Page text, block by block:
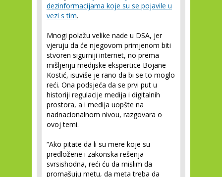
dezinformacijama koje su se pojavile u
vezi s tim.
Mnogi polažu velike nade u DSA, jer
vjeruju da će njegovom primjenom biti
stvoren sigurniji internet, no prema
mišljenju medijske ekspertice Bojane
Kostić, isuviše je rano da bi se to moglo
reći. Ona podsjeća da se prvi put u
historiji regulacije medija i digitalnih
prostora, a i medija uopšte na
nadnacionalnom nivou, razgovara o
ovoj temi.
“Ako pitate da li su mere koje su
predložene i zakonska rešenja
svrsishodna, reći ću da mislim da
promašuju metu, da meta treba da